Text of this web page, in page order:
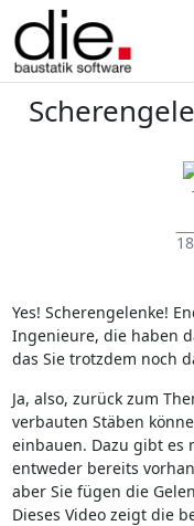
Yes! Scherengelenke!
Ingenieure, die haben
das Sie trotzdem noch
Ja, also, zurück zum
verbauten Stäben
einbauen. Dazu gibt es
entweder bereits
aber Sie fügen die
Dieses Video zeigt die